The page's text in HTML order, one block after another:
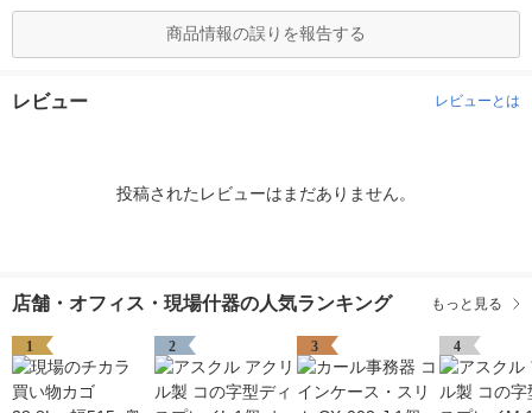
商品情報の誤りを報告する
レビュー レビューとは
投稿されたレビューはまだありません。
店舗・オフィス・現場什器の人気ランキング もっと見る
1 2 3 4